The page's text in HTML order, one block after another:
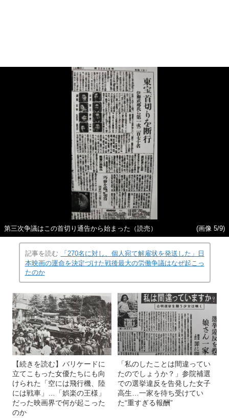
第三次争議はこの首切り通告から始まった（読売） (画像 5/9)
記事を読む
「270名に対し、個人宛て解雇状を発送した」日
本映画の運命を決定づけた戦後最大の労働争議はなぜ起こっ
たのか
【続きを読む】バリケードに
立てこもった女優たちにも向
けられた「空には飛行機、陸
には戦車」…「娯楽の王様」
だった映画界で何が起こった
のか
「私のしたことは間違ってい
たのでしょうか？」参院補選
での選挙違反を告発した女子
高生…一家を待ち受けてい
た“重すぎる報酬”